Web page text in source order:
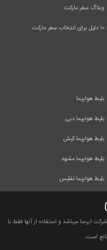
وبلاگ سفر مارکت
۱۰ دلیل برای انتخاب سفر مارکت
بلیط هواپیما
بلیط هواپیما دبی
بلیط هواپیما کیش
بلیط هواپیما مشهد
بلیط هواپیما تفلیس
ایرسا میباشد و استفاده از آنها فقط با
است.